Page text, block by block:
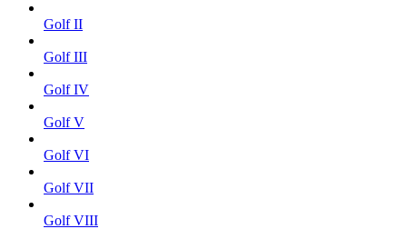
Golf II
Golf III
Golf IV
Golf V
Golf VI
Golf VII
Golf VIII